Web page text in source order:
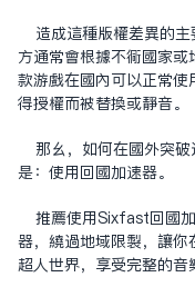
造成这种版权差异的
方通常会根据不同国家
款游戏在国内可以正常
得授权而被替换或静音。
那么，如何在国外突
是：使用回国加速器。
推荐使用Sixfast回国
器，绕过地域限制，让
超人世界，享受完整的音